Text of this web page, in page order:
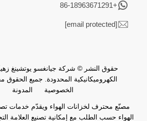
+86-18963671291
[email protected]
حقوق النشر © شركة جيانغسو يوتشينغ
الكهروميكانيكية المحدودة. جميع الحقوق
الخصوصية
المدونة
مصنّع محترف لخزانات الهواء ويقدّم خدمات